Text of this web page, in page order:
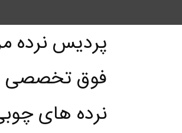
پردیس نرده
فوق
نرده های